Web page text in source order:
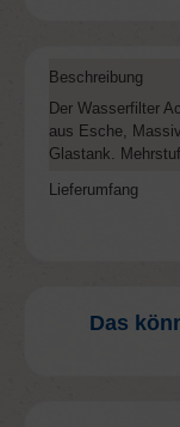
Beschreibung
Der Wasserfilter
aus Esche,
Glastank.
Lieferumfang
Das